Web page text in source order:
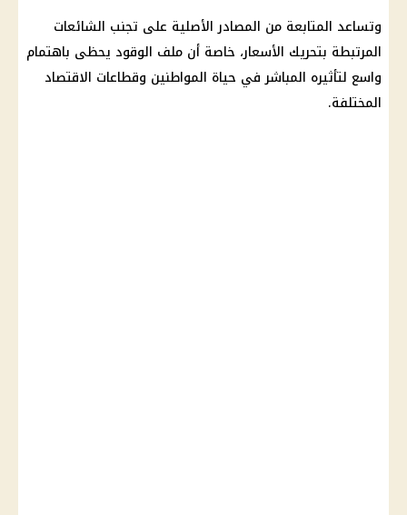
وتساعد المتابعة من المصادر الأصلية على تجنب الشائعات
المرتبطة بتحريك الأسعار، خاصة أن ملف الوقود يحظى باهتمام
واسع لتأثيره المباشر في حياة المواطنين وقطاعات الاقتصاد
المختلفة.